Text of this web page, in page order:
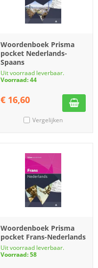
Woordenboek Prisma
pocket Nederlands-
Spaans
Uit voorraad leverbaar.
Voorraad: 44
€ 16,60
Vergelijken
Woordenboek Prisma
pocket Frans-Nederlands
Uit voorraad leverbaar.
Voorraad: 58